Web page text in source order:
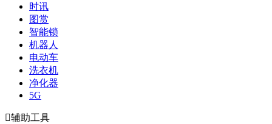
时讯
图赏
智能锁
机器人
电动车
洗衣机
净化器
5G
辅助工具